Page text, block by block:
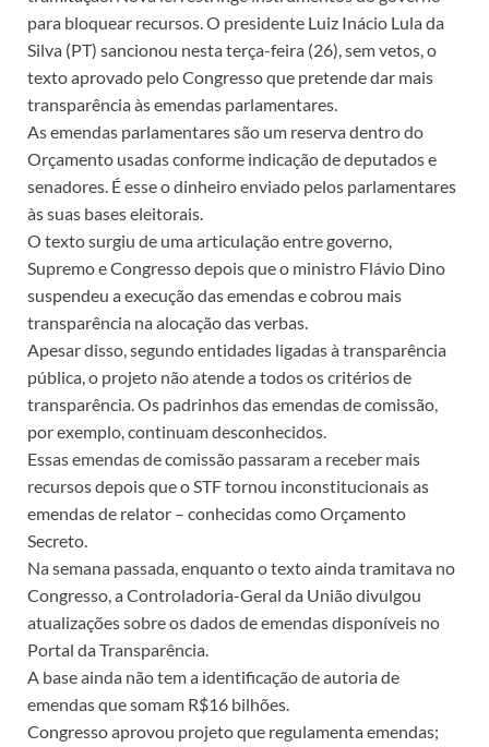
para bloquear recursos. O presidente Luiz Inácio Lula da
Silva (PT) sancionou nesta terça-feira (26), sem vetos, o
texto aprovado pelo Congresso que pretende dar mais
transparência às emendas parlamentares.
As emendas parlamentares são um reserva dentro do
Orçamento usadas conforme indicação de deputados e
senadores. É esse o dinheiro enviado pelos parlamentares
às suas bases eleitorais.
O texto surgiu de uma articulação entre governo,
Supremo e Congresso depois que o ministro Flávio Dino
suspendeu a execução das emendas e cobrou mais
transparência na alocação das verbas.
Apesar disso, segundo entidades ligadas à transparência
pública, o projeto não atende a todos os critérios de
transparência. Os padrinhos das emendas de comissão,
por exemplo, continuam desconhecidos.
Essas emendas de comissão passaram a receber mais
recursos depois que o STF tornou inconstitucionais as
emendas de relator – conhecidas como Orçamento
Secreto.
Na semana passada, enquanto o texto ainda tramitava no
Congresso, a Controladoria-Geral da União divulgou
atualizações sobre os dados de emendas disponíveis no
Portal da Transparência.
A base ainda não tem a identificação de autoria de
emendas que somam R$16 bilhões.
Congresso aprovou projeto que regulamenta emendas;